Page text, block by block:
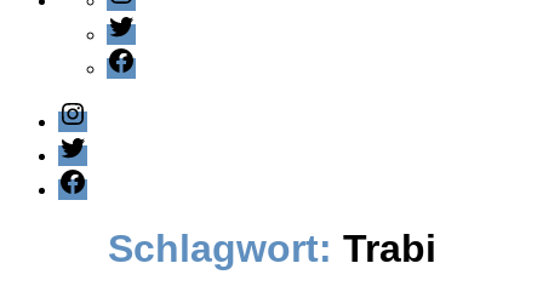
Twitter
Facebook
Instagram
Twitter
Facebook
Schlagwort: Trabi